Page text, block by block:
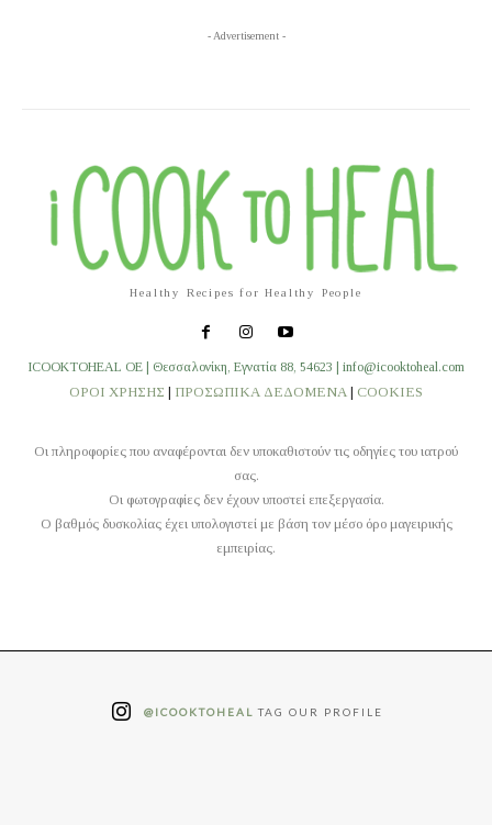
- Advertisement -
Healthy Recipes for Healthy People
ICOOKTOHEAL OE | Θεσσαλονίκη, Εγνατία 88, 54623 | info@icooktoheal.com
ΟΡΟΙ ΧΡΗΣΗΣ | ΠΡΟΣΩΠΙΚΑ ΔΕΔΟΜΕΝΑ | COOKIES
Οι πληροφορίες που αναφέρονται δεν υποκαθιστούν τις οδηγίες του ιατρού
σας.
Οι φωτογραφίες δεν έχουν υποστεί επεξεργασία.
O βαθμός δυσκολίας έχει υπολογιστεί με βάση τον μέσο όρο μαγειρικής
εμπειρίας.
@ICOOKTOHEAL TAG OUR PROFILE